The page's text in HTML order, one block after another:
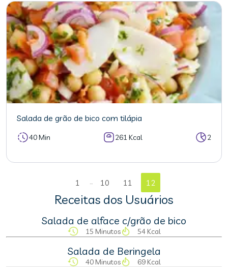
Salada de grão de bico com tilápia
40 Min 261 Kcal 2
1 ... 10 11 12
Receitas dos Usuários
Salada de alface c/grão de bico
15 Minutos 54 Kcal
Salada de Beringela
40 Minutos 69 Kcal